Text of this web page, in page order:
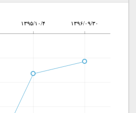
۱۳۹۵/۱۰/۴ ۱۳۹۶/۰۹/۳۰